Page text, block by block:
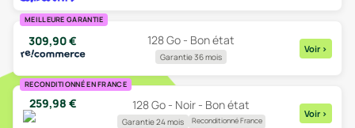
MEILLEURE GARANTIE
309,90€ 128 Go - Bon état
Garantie 36 mois
Voir >
RECONDITIONNÉ EN FRANCE
259,98 € 128 Go - Noir - Bon état
Garantie 24 mois Reconditionné France
Voir >